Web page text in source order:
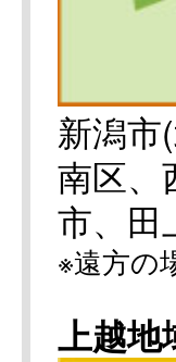
新潟市
南区、
市、田
※遠方の
上越地